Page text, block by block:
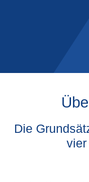
Die